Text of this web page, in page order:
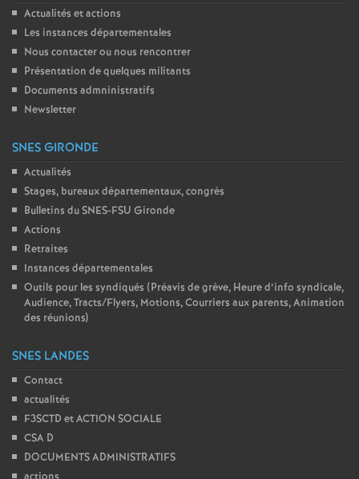
Actualités et actions
Les instances départementales
Nous contacter ou nous rencontrer
Présentation de quelques militants
Documents admninistratifs
Newsletter
SNES GIRONDE
Actualités
Stages, bureaux départementaux, congrès
Bulletins du SNES-FSU Gironde
Actions
Retraites
Instances départementales
Outils pour les syndiqués (Préavis de grève, Heure d’info syndicale,
Audience, Tracts/Flyers, Motions, Courriers aux parents, Animation
des réunions)
SNES LANDES
Contact
actualités
F3SCTD et ACTION SOCIALE
CSA D
DOCUMENTS ADMINISTRATIFS